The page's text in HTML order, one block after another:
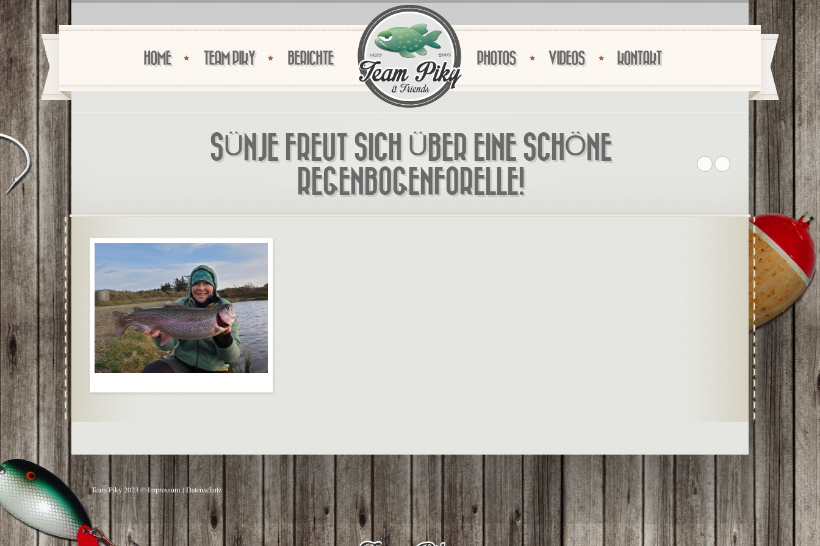
HOME TEAM PIKY BERICHTE PHOTOS VIDEOS KONTAKT
SÜNJE FREUT SICH ÜBER EINE SCHÖNE
REGENBOGENFORELLE!
Team Piky 2023 ©Impressum|Datenschutz